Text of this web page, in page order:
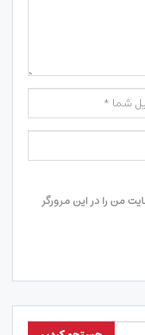
من را در این مرورگر